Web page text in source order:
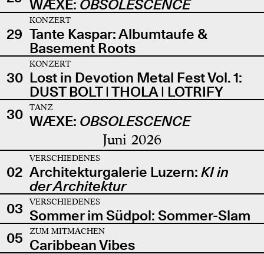
WÆXE: OBSOLESCENCE
29
KONZERT
Tante Kaspar: Albumtaufe &
Basement Roots
30
KONZERT
Lost in Devotion Metal Fest Vol. 1:
DUST BOLT | THOLA | LOTRIFY
30
TANZ
WÆXE: OBSOLESCENCE
Juni 2026
02
VERSCHIEDENES
Architekturgalerie Luzern: KI in
der Architektur
03
VERSCHIEDENES
Sommer im Südpol: Sommer-Slam
05
ZUM MITMACHEN
Caribbean Vibes